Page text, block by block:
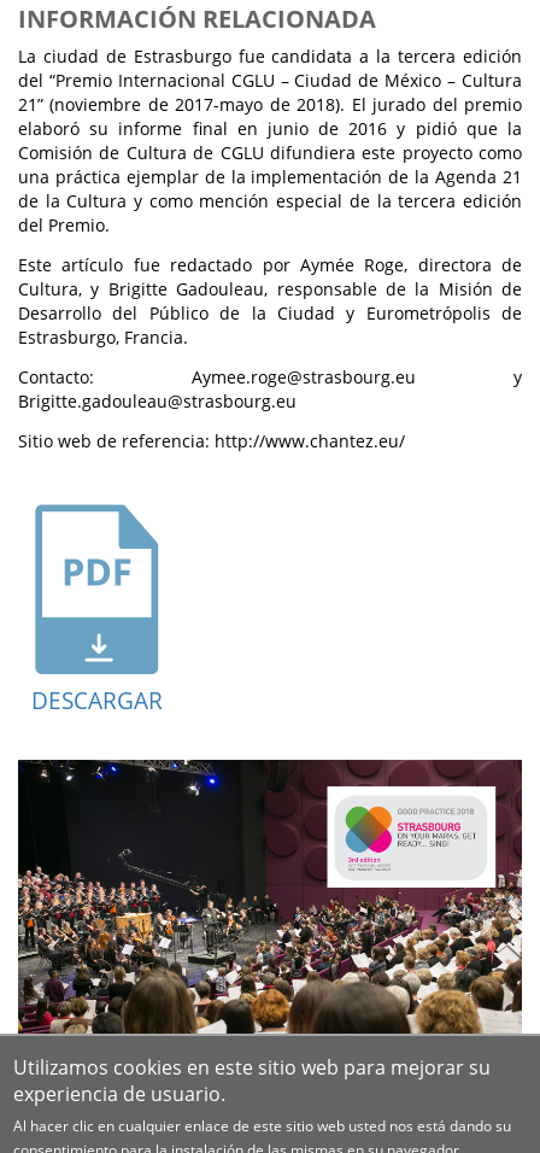
INFORMACIÓN RELACIONADA
La ciudad de Estrasburgo fue candidata a la tercera edición
del “Premio Internacional CGLU – Ciudad de México – Cultura
21” (noviembre de 2017-mayo de 2018). El jurado del premio
elaboró su informe final en junio de 2016 y pidió que la
Comisión de Cultura de CGLU difundiera este proyecto como
una práctica ejemplar de la implementación de la Agenda 21
de la Cultura y como mención especial de la tercera edición
del Premio.
Este artículo fue redactado por Aymée Roge, directora de
Cultura, y Brigitte Gadouleau, responsable de la Misión de
Desarrollo del Público de la Ciudad y Eurometrópolis de
Estrasburgo, Francia.
Contacto: Aymee.roge@strasbourg.eu y
Brigitte.gadouleau@strasbourg.eu
Sitio web de referencia: http://www.chantez.eu/
DESCARGAR
Utilizamos cookies en este sitio web para mejorar su
experiencia de usuario.
Al hacer clic en cualquier enlace de este sitio web usted nos está dando su